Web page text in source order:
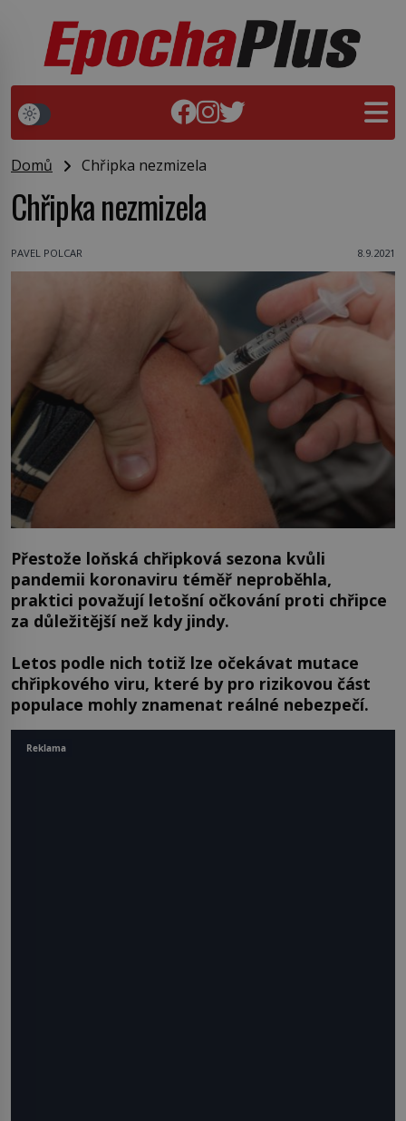
Domů Chřipka nezmizela
Chřipka nezmizela
PAVEL POLCAR 8.9.2021
Přestože loňská chřipková sezona kvůli
pandemii koronaviru téměř neproběhla,
praktici považují letošní očkování proti chřipce
za důležitější než kdy jindy.
Letos podle nich totiž lze očekávat mutace
chřipkového viru, které by pro rizikovou část
populace mohly znamenat reálné nebezpečí.
Reklama